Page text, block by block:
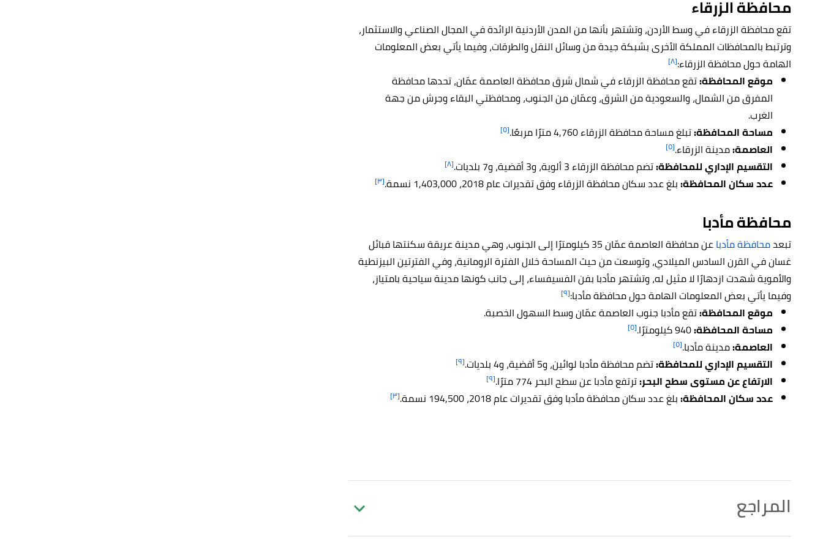
محافظة الزرقاء
تقع محافظة الزرقاء في وسط الأردن، وتشتهر بأنها من المدن الأردنية الرائدة في المجال الصناعي والاستثمار،
وترتبط بالمحافظات المملكة الأخرى بشبكة جيدة من وسائل النقل والطرقات، وفيما يأتي بعض المعلومات
الهامة حول محافظة الزرقاء:[٨]
موقع المحافظة:تقع محافظة الزرقاء في شمال شرق محافظة العاصمة عمّان، تحدها محافظة
المفرق من الشمال، والسعودية من الشرق، وعمّان من الجنوب، ومحافظتي البقاء وجرش من جهة
الغرب.
مساحة المحافظة:تبلغ مساحة محافظة الزرقاء 4,760 مترًا مربعًا. [٥]
العاصمة:مدينة الزرقاء.[٥]
التقسيم الإداري للمحافظة:تضم محافظة الزرقاء 3 ألوية، و3 أقضية، و7 بلديات. [٨]
عدد سكان المحافظة:بلغ عدد سكان محافظة الزرقاء وفق تقديرات عام 2018، 1,403,000 نسمة. [٣]
محافظة مأدبا
تبعدمحافظة مأدبا
عن محافظة العاصمة عمّان 35 كيلومترًا إلى الجنوب، وهي مدينة عريقة سكنتها قبائل
غسان في القرن السادس الميلادي، وتوسعت من حيث المساحة خلال الفترة الرومانية، وفي الفترتين البيزنطية
والأموية شهدت ازدهارًا لا مثيل له، وتشتهر مأدبا بفن الفسيفساء، إلى جانب كونها مدينة سياحية بامتياز،
وفيما يأتي بعض المعلومات الهامة حول محافظة مأدبا:[٩]
موقع المحافظة:تقع مأدبا جنوب العاصمة عمّان وسط السهول الخصبة.
مساحة المحافظة:940 كيلومترًا. [٥]
العاصمة:مدينة مأدبا.[٥]
التقسيم الإداري للمحافظة:تضم محافظة مأدبا لوائين، و5 أقضية، و4 بلديات. [٩]
الارتفاع عن مستوى سطح البحر:ترتفع مأدبا عن سطح البحر 774 مترًا. [٩]
عدد سكان المحافظة:بلغ عدد سكان محافظة مأدبا وفق تقديرات عام 2018، 194,500 نسمة. [٣]
المراجع